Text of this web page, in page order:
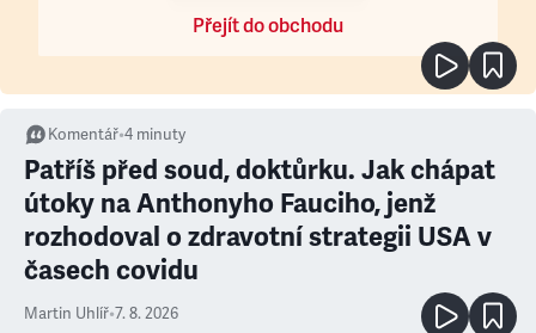
Přejít do obchodu
Komentář•4 minuty
Patříš před soud, doktůrku. Jak chápat
útoky na Anthonyho Fauciho, jenž
rozhodoval o zdravotní strategii USA v
časech covidu
Martin Uhlíř•7. 8. 2026